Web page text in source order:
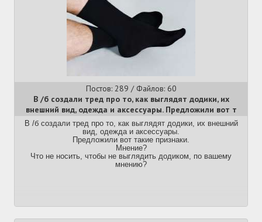
Постов: 289 / Файлов: 60
В /б создали тред про то, как выглядят додики, их
внешний вид, одежда и аксессуары. Предложили вот т
В /б создали тред про то, как выглядят додики, их внешний
вид, одежда и аксессуары.
Предложили вот такие признаки.
Мнение?
Что не носить, чтобы не выглядить додиком, по вашему
мнению?